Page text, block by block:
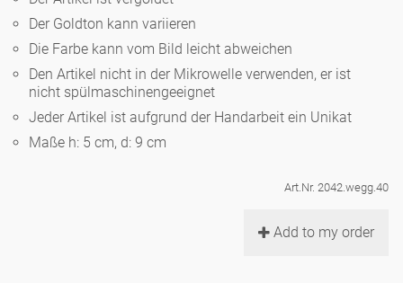
Porzellan
Ozean
Humor
klassische Musiker
zeitgenössische Musiker
Kleine Kaffeetasse 'Glam'
Espressotassen 'Glam'
Runde Teller - weiß
Ovale Teller - weiß
Runde Teller 'de Luxe'
Teekanne
Vasen 'de Luxe'
Vasen
Fressnapf
Goldener Käfig
Korb 'de Luxe'
Schalen 'de Luxe'
Hände und Füße
Bad
Schnickschnack
Räucherstäbchenhalter
Unpraktisch
Spielen
Dies & Das
Figuren
Der Goldton kann variieren
Die Farbe kann vom Bild leicht abweichen
Den Artikel nicht in der Mikrowelle verwenden, er ist
nicht spülmaschinengeeignet
Jeder Artikel ist aufgrund der Handarbeit ein Unikat
Maße h: 5 cm, d: 9 cm
Art.Nr. 2042.wegg.40
Add to my order